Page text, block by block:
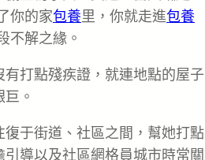
你的家包養里，你就走進包養
不解之緣。
打點殘疾證，就連地點的屋子
。
于街道、社區之間，幫她打點
導以及社區網格員城市時常關